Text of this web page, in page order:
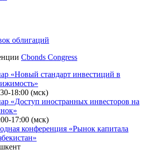
лиц
облигаций
Cbonds Congress
«Новый стандарт инвестиций в
18:00 (мск)
«Доступ иностранных инвесторов на